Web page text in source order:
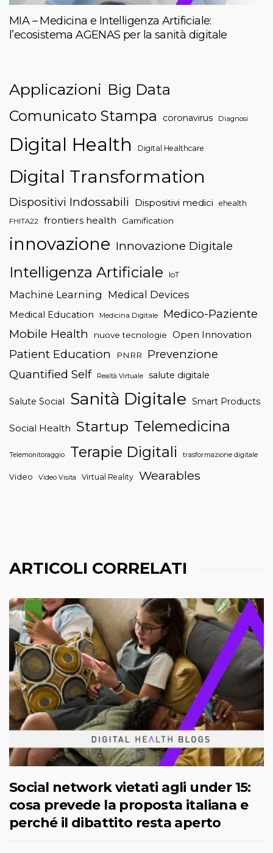
MIA – Medicina e Intelligenza Artificiale:
l’ecosistema AGENAS per la sanità digitale
Applicazioni Big Data
Comunicato Stampa
coronavirus Diagnosi
Digital Health Digital Healthcare
Digital Transformation
Dispositivi Indossabili Dispositivi medici ehealth
FHITA22 frontiers health Gamification
innovazione Innovazione Digitale
Intelligenza Artificiale IoT
Machine Learning Medical Devices
Medical Education Medicina Digitale
Medico-Paziente
Mobile Health
nuove tecnologie Open Innovation
Patient Education PNRR
Prevenzione
Quantified Self
Realtà Virtuale salute digitale
Salute Social Sanità Digitale Smart Products
Social Health Startup Telemedicina
Telemonitoraggio Terapie Digitali trasformazione digitale
Video Video Visita Virtual Reality Wearables
ARTICOLI CORRELATI
Social network vietati agli under 15:
cosa prevede la proposta italiana e
perché il dibattito resta aperto